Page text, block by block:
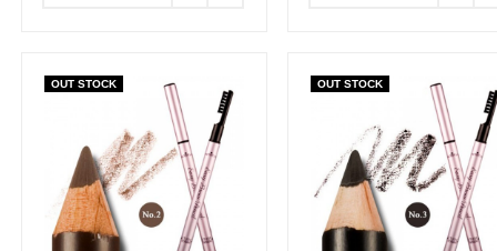
OUT STOCK OUT STOCK